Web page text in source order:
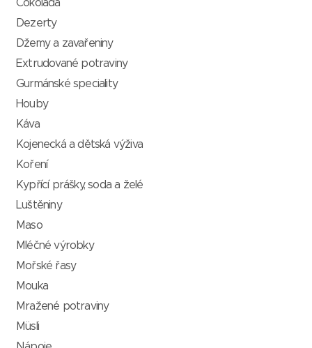
Čokoláda
Dezerty
Džemy a zavařeniny
Extrudované potraviny
Gurmánské speciality
Houby
Káva
Kojenecká a dětská výživa
Koření
Kypřící prášky, soda a želé
Luštěniny
Maso
Mléčné výrobky
Mořské řasy
Mouka
Mražené potraviny
Müsli